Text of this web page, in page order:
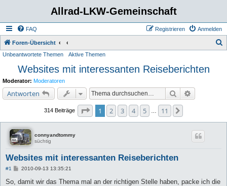
Allrad-LKW-Gemeinschaft
FAQ Anmelden
Registrieren
Foren-Übersicht
Unbeantwortete Themen Aktive Themen
Websites mit interessanten Reiseberichten
Moderator: Moderatoren
Antworten Suche
314 Beiträge Seite von
1 2 3 4 5 11
connyandtommy
süchtig
Websites mit interessanten Reiseberichten
#1
B
i
2010-09-13 13:35:21
So, damit wir das Thema mal an der richtigen Stelle haben, packe ich die